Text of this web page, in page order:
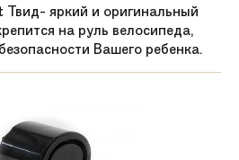
яркий и оригинальный
на руль велосипеда,
Вашего ребенка.